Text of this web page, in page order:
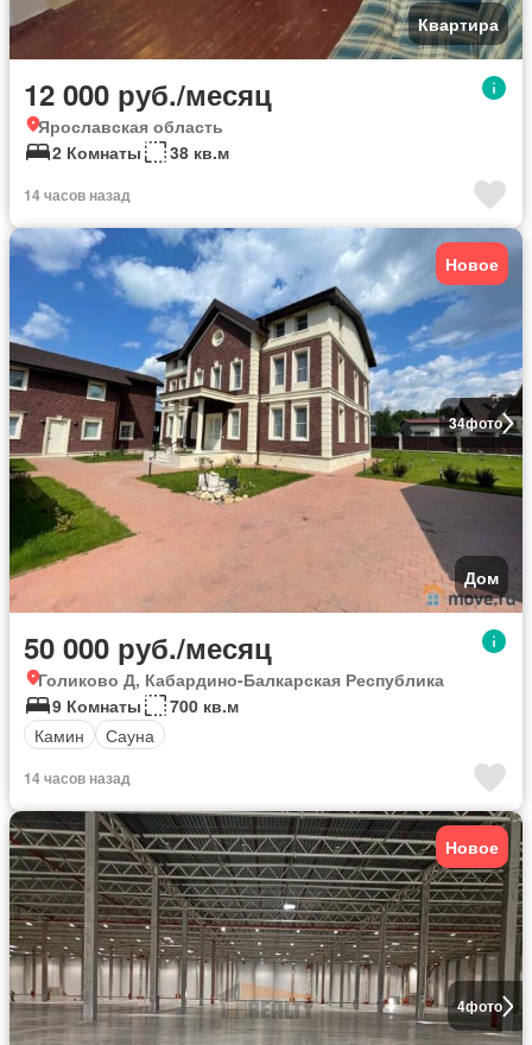
Квартира
12 000 руб./месяц
Ярославская область
2 Комнаты
38 кв.м
14 часов назад
34фото
Новое
Дом
50 000 руб./месяц
Голиково Д, Кабардино-Балкарская Республика
9 Комнаты
700 кв.м
Камин
Сауна
14 часов назад
4фото
Новое